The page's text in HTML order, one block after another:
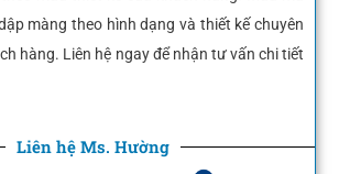
màng theo hình dạng và thiết kế chuyên
hàng. Liên hệ ngay để nhận tư vấn chi tiết
Liên hệ Ms. Hường